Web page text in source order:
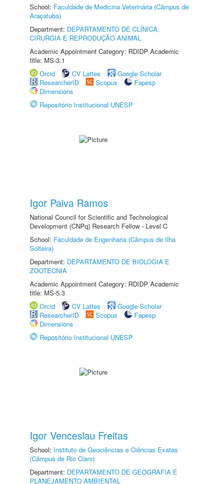
School: Faculdade de Medicina Veterinária (Câmpus de
Araçatuba)
Department: DEPARTAMENTO DE CLÍNICA,
CIRURGIA E REPRODUÇÃO ANIMAL
Academic Appointment Category: RDIDP Academic
title: MS-3.1
Orcid
CV Lattes
Google Scholar
ResearcherID
Scopus
Fapesp
Dimensions
Repositório Institucional UNESP
Igor Paiva Ramos
National Council for Scientific and Technological
Development (CNPq) Research Fellow - Level C
School: Faculdade de Engenharia (Câmpus de Ilha
Solteira)
Department: DEPARTAMENTO DE BIOLOGIA E
ZOOTECNIA
Academic Appointment Category: RDIDP Academic
title: MS-5.3
Orcid
CV Lattes
Google Scholar
ResearcherID
Scopus
Fapesp
Dimensions
Repositório Institucional UNESP
Igor Venceslau Freitas
School: Instituto de Geociências e Ciências Exatas
(Câmpus de Rio Claro)
Department: DEPARTAMENTO DE GEOGRAFIA E
PLANEJAMENTO AMBIENTAL